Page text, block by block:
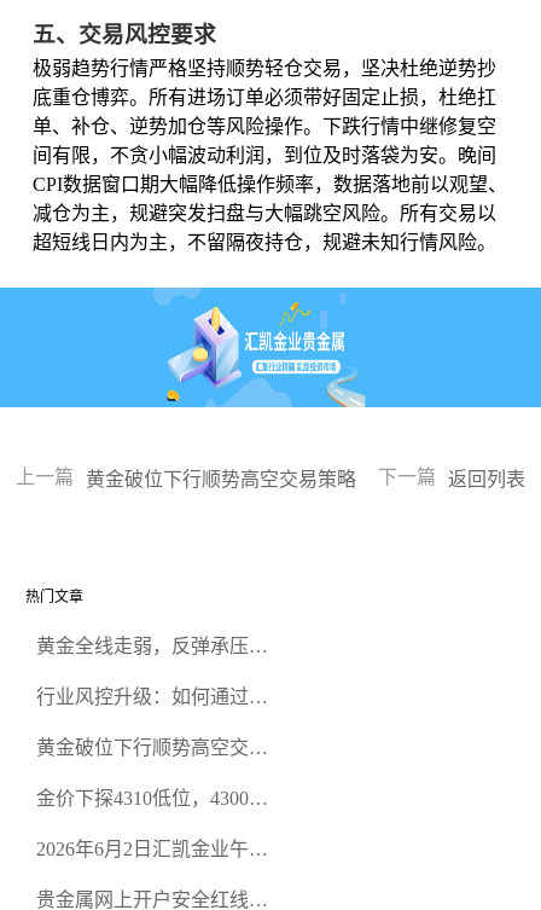
五、交易风控要求
极弱趋势行情严格坚持顺势轻仓交易，坚决杜绝逆势抄
底重仓博弈。所有进场订单必须带好固定止损，杜绝扛
单、补仓、逆势加仓等风险操作。下跌行情中继修复空
间有限，不贪小幅波动利润，到位及时落袋为安。晚间
CPI数据窗口期大幅降低操作频率，数据落地前以观望、
减仓为主，规避突发扫盘与大幅跳空风险。所有交易以
超短线日内为主，不留隔夜持仓，规避未知行情风险。
上一篇 黄金破位下行顺势高空交易策略 下一篇 返回列表
热门文章
黄金全线走弱，反弹承压顺
行业风控升级：如何通过正
规黄金开户交易平台？
黄金破位下行顺势高空交易
金价下探4310低位，4300关
2026年6月2日汇凯金业午盘
贵金属网上开户安全红线：